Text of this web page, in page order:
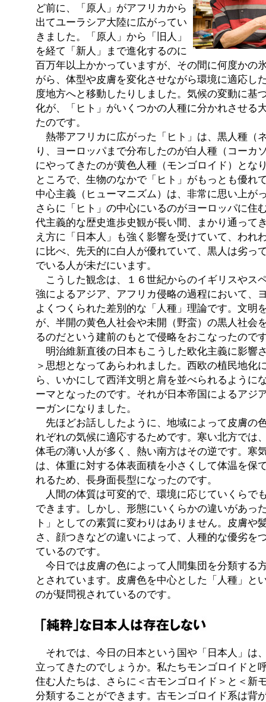
ど前に、「原人」がアフリカから
出てユーラシア大陸に広がってい
きました。「原人」から「旧人」
を経て「新人」まで進化するのに
百万年以上かかっていますが、その間に何度かの
がら、体型や皮膚を変化させながら環境に適応し
度地方へと移動したりしました。気候の変動に基
化が、「 ヒト」がいくつかの人種に分かれさせる
たのです。
熱帯アフリカに広がった「ヒト」は、黒人種（
り、ヨーロッパまで分布したのが白人種（コーカ
にやってきたのが黄色人種（モンゴロイド）とな
ところで、生物のなかで「ヒト」がもっとも優れ
中心主義（ヒューマニズム）は、非常に思い上が
さらに「ヒト」の中心にいるのがヨーロッパに住
代主義的な歴史進歩史観が長い間、まかり通って
え方に「日本人」も強く影響を受けていて、われ
に比べ、先天的に白人が優れていて、黒人は劣っ
でいる人が未だにいます。
こうした観念は、１６世紀からのイギリスやス
強によるアジア、アフリカ侵略の過程において、
よくつくられた差別的な「人種」理論です。文明
が、半開の黄色人社会や未開（野蛮）の黒人社会
るのだという建前のもとで侵略をおこなったので
明治維新直後の日本もこうした欧化主義に影響
＞思想となってあらわれました。西欧の植民地化
ら、いかにして西洋文明と肩を並べられるように
ーマとなったのです。それが日本帝国によるアジ
ーガンになりました。
先ほどお話ししたように、地域によって皮膚の
れぞれの気候に適応するためです。寒い北方では
体毛の薄い人が多く、熱い南方はその逆です。寒
は、体重に対する体表面積を小さくして体温を保
れるため、長身面長型になったのです。
人間の体質は可変的で、環境に応じていくらで
できます。しかし、形態にいくらかの違いがあっ
ト」としての素質に変わりはありません。皮膚や
さ、顔つきなどの違いによって、人種的な優劣を
ているのです。
今日では皮膚の色によって人間集団を分類する
とされています。皮膚色を中心とした「人種」と
のが疑問視されているのです。
それでは、今日の日本という国や「日本人」は
立ってきたのでしょうか。私たちモンゴロイドと
住む人たちは、さらに＜古モンゴロイド＞と＜新
分類することができます。古モンゴロイド系は背